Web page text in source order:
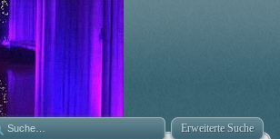
Erweiterte Suche